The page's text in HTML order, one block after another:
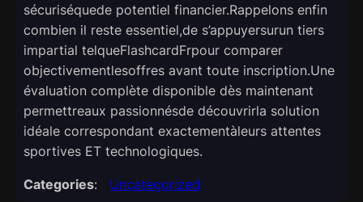
sécuriséquede potentiel financier.Rappelons enfin
combien il reste essentiel,de s’appuyersurun tiers
impartial telqueFlashcardFrpour comparer
objectivementlesoffres avant toute inscription.Une
évaluation complète disponible dès maintenant
permettreaux passionnésde découvrirla solution
idéale correspondant exactementàleurs attentes
sportives ET technologiques.​
Categories: Uncategorized